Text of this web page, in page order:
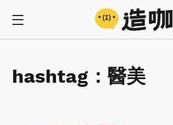
hashtag： 醫美